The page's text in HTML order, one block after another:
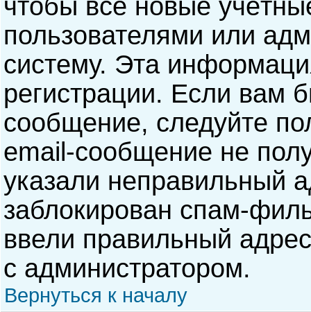
чтобы все новые
пользователями или
систему. Эта
регистрации. Если вам
сообщение, следуйте
email-сообщение не
указали неправильный
заблокирован спам-
ввели правильный
с администратором.
Вернуться к началу